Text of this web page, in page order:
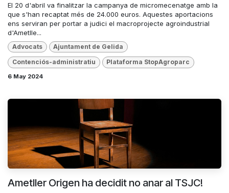
El 20 d'abril va finalitzar la campanya de micromecenatge amb la
que s'han recaptat més de 24.000 euros. Aquestes aportacions
ens serviran per portar a judici el macroprojecte agroindustrial
d'Ametlle...
Advocats Ajuntament de Gelida
Contenciós-administratiu Plataforma StopAgroparc
6 May 2024
Ametller Origen ha decidit no anar al TSJC!